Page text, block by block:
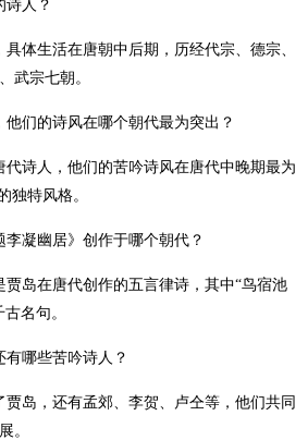
诗人？
体生活在唐朝中后期，历经代宗、德宗、
武宗七朝。
们的诗风在哪个朝代最为突出？
代诗人，他们的苦吟诗风在唐代中晚期最为
独特风格。
凝幽居》创作于哪个朝代？
贾岛在唐代创作的五言律诗，其中“鸟宿池
名句。
有哪些苦吟诗人？
贾岛，还有孟郊、李贺、卢仝等，他们共同
。